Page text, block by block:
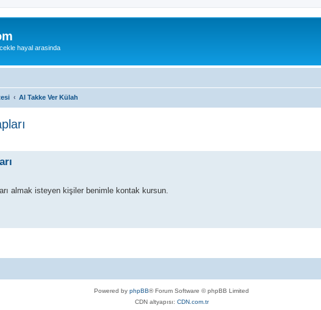
hayal arasinda
Al Takke Ver Külah
almak isteyen kişiler benimle kontak kursun.
Powered by phpBB® Forum Software © phpBB Limited
CDN altyapısı: CDN.com.tr